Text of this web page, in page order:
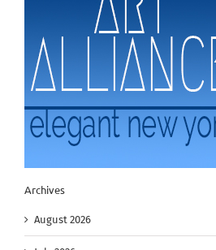
Archives
August 2026